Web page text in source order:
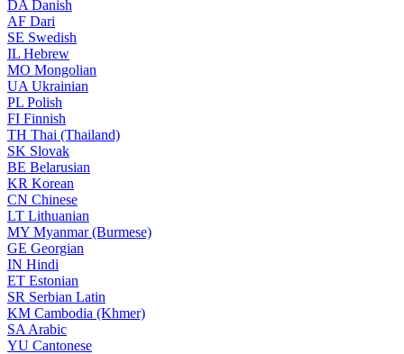
DA Danish
AF Dari
SE Swedish
IL Hebrew
MO Mongolian
UA Ukrainian
PL Polish
FI Finnish
TH Thai (Thailand)
SK Slovak
BE Belarusian
KR Korean
CN Chinese
LT Lithuanian
MY Myanmar (Burmese)
GE Georgian
IN Hindi
ET Estonian
SR Serbian Latin
KM Cambodia (Khmer)
SA Arabic
YU Cantonese